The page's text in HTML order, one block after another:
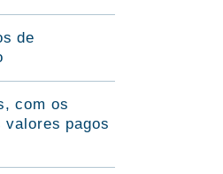
de
com os
valores pagos